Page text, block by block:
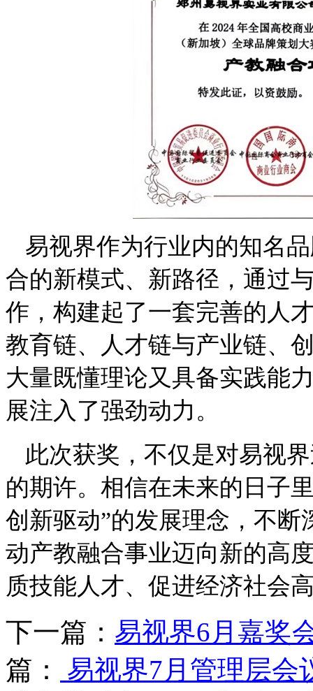
易视界作为行业内的知名
合的新模式、新路径，通过
作，构建起了一套完善的人
教育链、人才链与产业链、
大量既懂理论又具备实践能
展注入了强劲动力。
此次获奖，不仅是对易视
的期许。相信在未来的日子
创新驱动”的发展理念，不断
动产教融合事业迈向新的高
质技能人才、促进经济社会
下一篇： 易视界6月嘉奖
篇：
易视界7月管理层会